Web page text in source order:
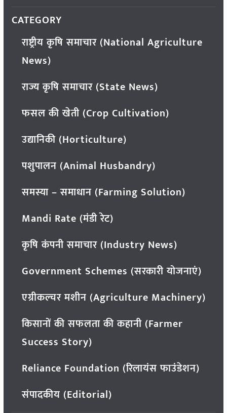
CATEGORY
राष्ट्रीय कृषि समाचार (National Agriculture
News)
राज्य कृषि समाचार (State News)
फसल की खेती (Crop Cultivation)
उद्यानिकी (Horticulture)
पशुपालन (Animal Husbandry)
समस्या – समाधान (Farming Solution)
Mandi Rate (मंडी रेट)
कृषि कंपनी समाचार (Industry News)
Government Schemes (सरकारी योजनाएं)
एग्रीकल्चर मशीन (Agriculture Machinery)
किसानों की सफलता की कहानी (Farmer
Success Story)
Reliance Foundation (रिलायंस फाउंडेशन)
संपादकीय (Editorial)